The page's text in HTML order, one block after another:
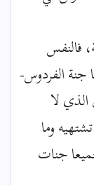
فالنفس
جنة الفردوس-
الذي لا
وما
جنات